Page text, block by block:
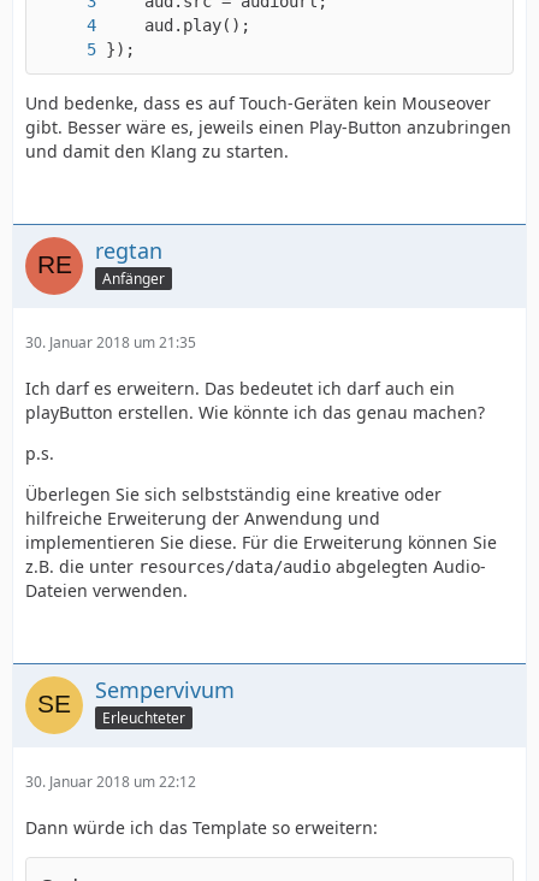
});
Und bedenke, dass es auf Touch-Geräten kein Mouseover
gibt. Besser wäre es, jeweils einen Play-Button anzubringen
und damit den Klang zu starten.
regtan
Anfänger
30. Januar 2018 um 21:35
Ich darf es erweitern. Das bedeutet ich darf auch ein
playButton erstellen. Wie könnte ich das genau machen?
p.s.
Überlegen Sie sich selbstständig eine kreative oder
hilfreiche Erweiterung der Anwendung und
implementieren Sie diese. Für die Erweiterung können Sie
z.B. die unter resources/data/audio abgelegten Audio-
Dateien verwenden.
Sempervivum
Erleuchteter
30. Januar 2018 um 22:12
Dann würde ich das Template so erweitern: